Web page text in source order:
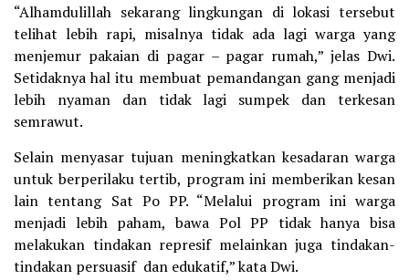
“Alhamdulillah sekarang lingkungan di lokasi tersebut
telihat lebih rapi, misalnya tidak ada lagi warga yang
menjemur pakaian di pagar – pagar rumah,” jelas Dwi.
Setidaknya hal itu membuat pemandangan gang menjadi
lebih nyaman dan tidak lagi sumpek dan terkesan
semrawut.
Selain menyasar tujuan meningkatkan kesadaran warga
untuk berperilaku tertib, program ini memberikan kesan
lain tentang Sat Po PP. “Melalui program ini warga
menjadi lebih paham, bawa Pol PP tidak hanya bisa
melakukan tindakan represif melainkan juga tindakan-
tindakan persuasif dan edukatif,” kata Dwi.